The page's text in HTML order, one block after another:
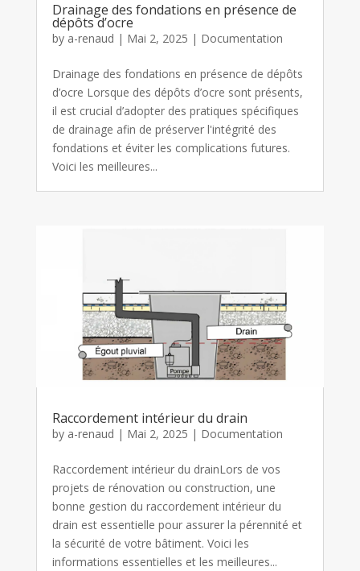
Drainage des fondations en présence de
dépôts d’ocre
by a-renaud | Mai 2, 2025 | Documentation
Drainage des fondations en présence de dépôts
d’ocre Lorsque des dépôts d’ocre sont présents,
il est crucial d’adopter des pratiques spécifiques
de drainage afin de préserver l'intégrité des
fondations et éviter les complications futures.
Voici les meilleures...
Raccordement intérieur du drain
by a-renaud | Mai 2, 2025 | Documentation
Raccordement intérieur du drainLors de vos
projets de rénovation ou construction, une
bonne gestion du raccordement intérieur du
drain est essentielle pour assurer la pérennité et
la sécurité de votre bâtiment. Voici les
informations essentielles et les meilleures...